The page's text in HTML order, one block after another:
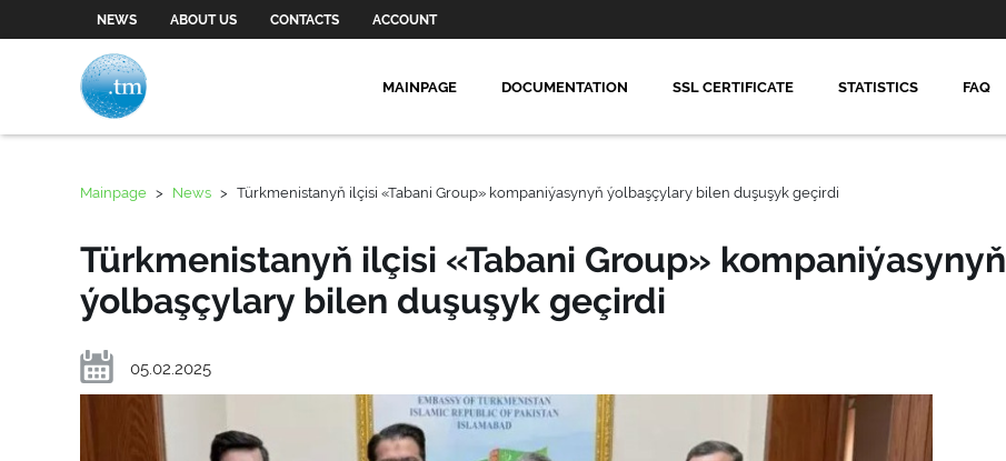
NEWS ABOUT US CONTACTS ACCOUNT
MAINPAGE DOCUMENTATION SSL CERTIFICATE STATISTICS FAQ
Mainpage > News > Türkmenistanyň ilçisi «Tabani Group» kompaniýasynyň ýolbaşçylary bilen duşuşyk geçirdi
Türkmenistanyň ilçisi «Tabani Group» kompaniýasynyň
ýolbaşçylary bilen duşuşyk geçirdi
05.02.2025